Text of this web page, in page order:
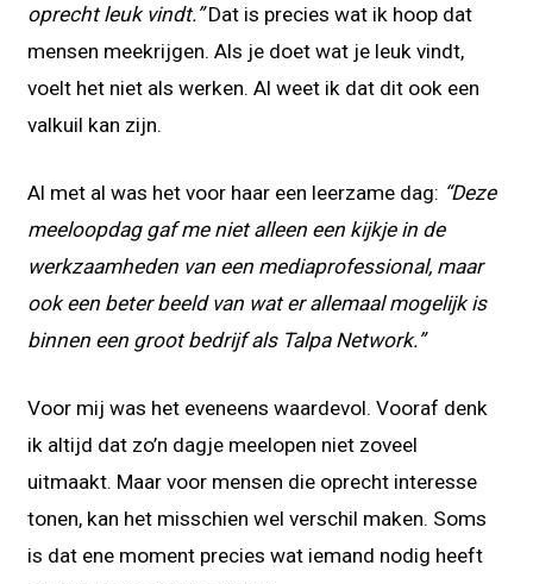
oprecht leuk vindt.”Dat is precies wat ik hoop dat
mensen meekrijgen. Als je doet wat je leuk vindt,
voelt het niet als werken. Al weet ik dat dit ook een
valkuil kan zijn.
Al met al was het voor haar een leerzame dag: “Deze
meeloopdag gaf me niet alleen een kijkje in de
werkzaamheden van een mediaprofessional, maar
ook een beter beeld van wat er allemaal mogelijk is
binnen een groot bedrijf als Talpa Network.”
Voor mij was het eveneens waardevol. Vooraf denk
ik altijd dat zo’n dagje meelopen niet zoveel
uitmaakt. Maar voor mensen die oprecht interesse
tonen, kan het misschien wel verschil maken. Soms
is dat ene moment precies wat iemand nodig heeft